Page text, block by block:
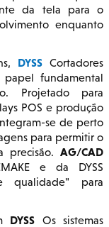
da tela para o
enquanto
DYSS Cortadores
fundamental
Projetado para
POS e produção
se de perto
para permitir o
precisão. AG/CAD
e da DYSS
qualidade" para
DYSS Os sistemas